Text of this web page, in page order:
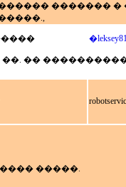
�������
�
� 2 ��. ��
�����.